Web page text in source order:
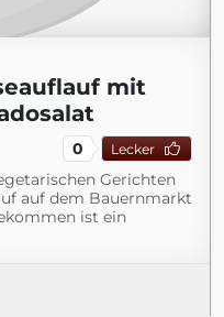
mit
0 Lecker
Gerichten
auf dem Bauernmarkt
ist ein